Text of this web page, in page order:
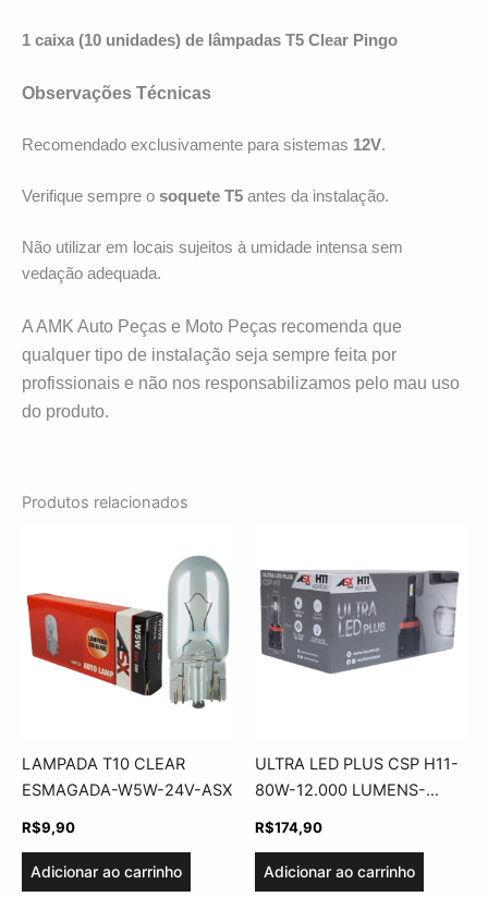
1 caixa(10 unidades) de lâmpadas T5 Clear Pingo
Observações Técnicas
Recomendado exclusivamente para sistemas 12V.
Verifique sempre o soquete T5 antes da instalação.
Não utilizar em locais sujeitos à umidade intensa sem
vedação adequada.
A AMK Auto Peças e Moto Peças recomenda que
qualquer tipo de instalação seja sempre feita por
profissionais e não nos responsabilizamos pelo mau uso
do produto.
Produtos relacionados
LAMPADA T10 CLEAR
ESMAGADA-W5W-24V-ASX
R$9,90
Adicionar ao carrinho
ULTRA LED PLUS CSP H11-
80W-12.000 LUMENS-
BIVOLT-ASX
R$174,90
Adicionar ao carrinho